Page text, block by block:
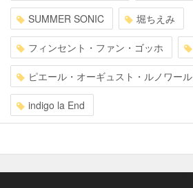
SUMMER SONIC 堀ちえみ
フィンセント・ファン・ゴッホ
ピエール・オーギュスト・ルノワール
indigo la End